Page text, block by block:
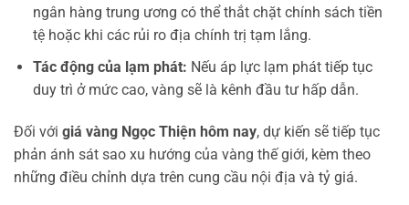
ngân hàng trung ương có thể thắt chặt chính sách tiền
tệ hoặc khi các rủi ro địa chính trị tạm lắng.
Tác động của lạm phát: Nếu áp lực lạm phát tiếp tục
duy trì ở mức cao, vàng sẽ là kênh đầu tư hấp dẫn.
Đối với giá vàng Ngọc Thiện hôm nay, dự kiến sẽ tiếp tục
phản ánh sát sao xu hướng của vàng thế giới, kèm theo
những điều chỉnh dựa trên cung cầu nội địa và tỷ giá.